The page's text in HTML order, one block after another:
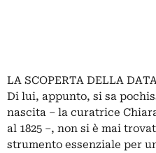
LA SCOPERTA DELLA
Di lui, appunto, si sa
nascita – la curatrice
al 1825 –, non si è mai
strumento essenziale per